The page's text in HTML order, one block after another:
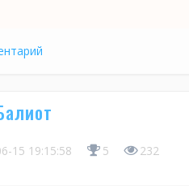
15 19:15:58 5 232